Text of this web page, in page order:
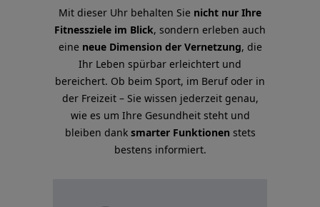
Mit dieser Uhr behalten Sie nicht nur Ihre
Fitnessziele im Blick, sondern erleben auch
eine neue Dimension der Vernetzung, die
Ihr Leben spürbar erleichtert und
bereichert. Ob beim Sport, im Beruf oder in
der Freizeit – Sie wissen jederzeit genau,
wie es um Ihre Gesundheit steht und
bleiben dank smarter Funktionen stets
bestens informiert.